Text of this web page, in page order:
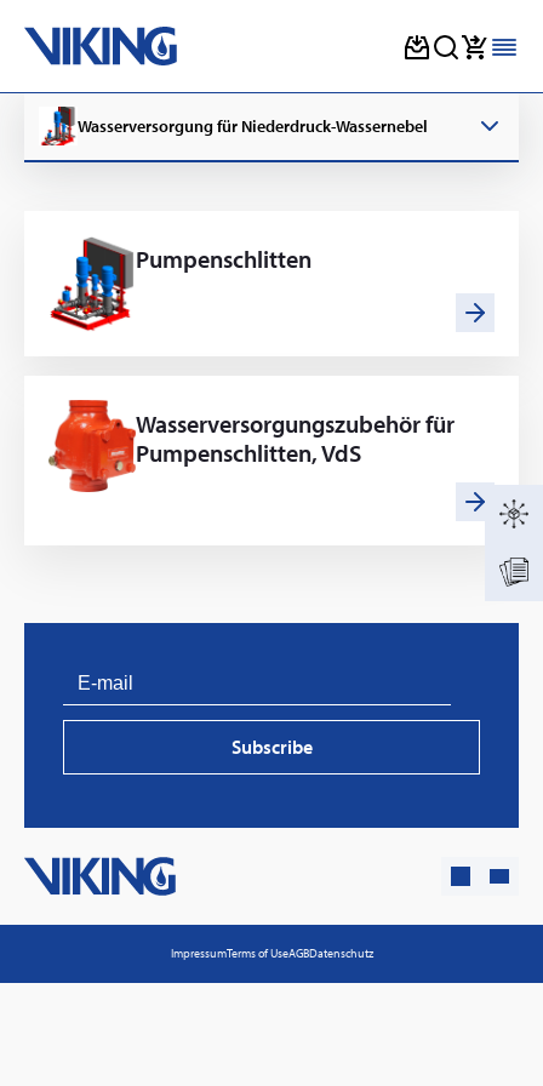
content
Wasserversorgung für Niederdruck-Wassernebel
Pumpenschlitten
Wasserversorgungszubehör für
Pumpenschlitten, VdS
Subscribe
ImpressumTerms of UseAGBDatenschutz
Learn more